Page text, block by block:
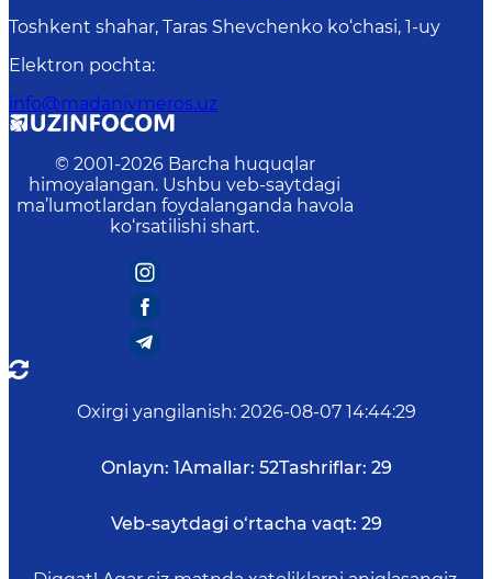
Toshkent shahar, Taras Shevchenko ko‘chasi, 1-uy
Elektron pochta:
info@madaniymeros.uz
© 2001-2026 Barcha huquqlar
himoyalangan. Ushbu veb-saytdagi
ma’lumotlardan foydalanganda havola
ko‘rsatilishi shart.
Oxirgi yangilanish: 2026-08-07 14:44:29
Onlayn: 1Amallar: 52Tashriflar: 29
Veb-saytdagi o‘rtacha vaqt: 29